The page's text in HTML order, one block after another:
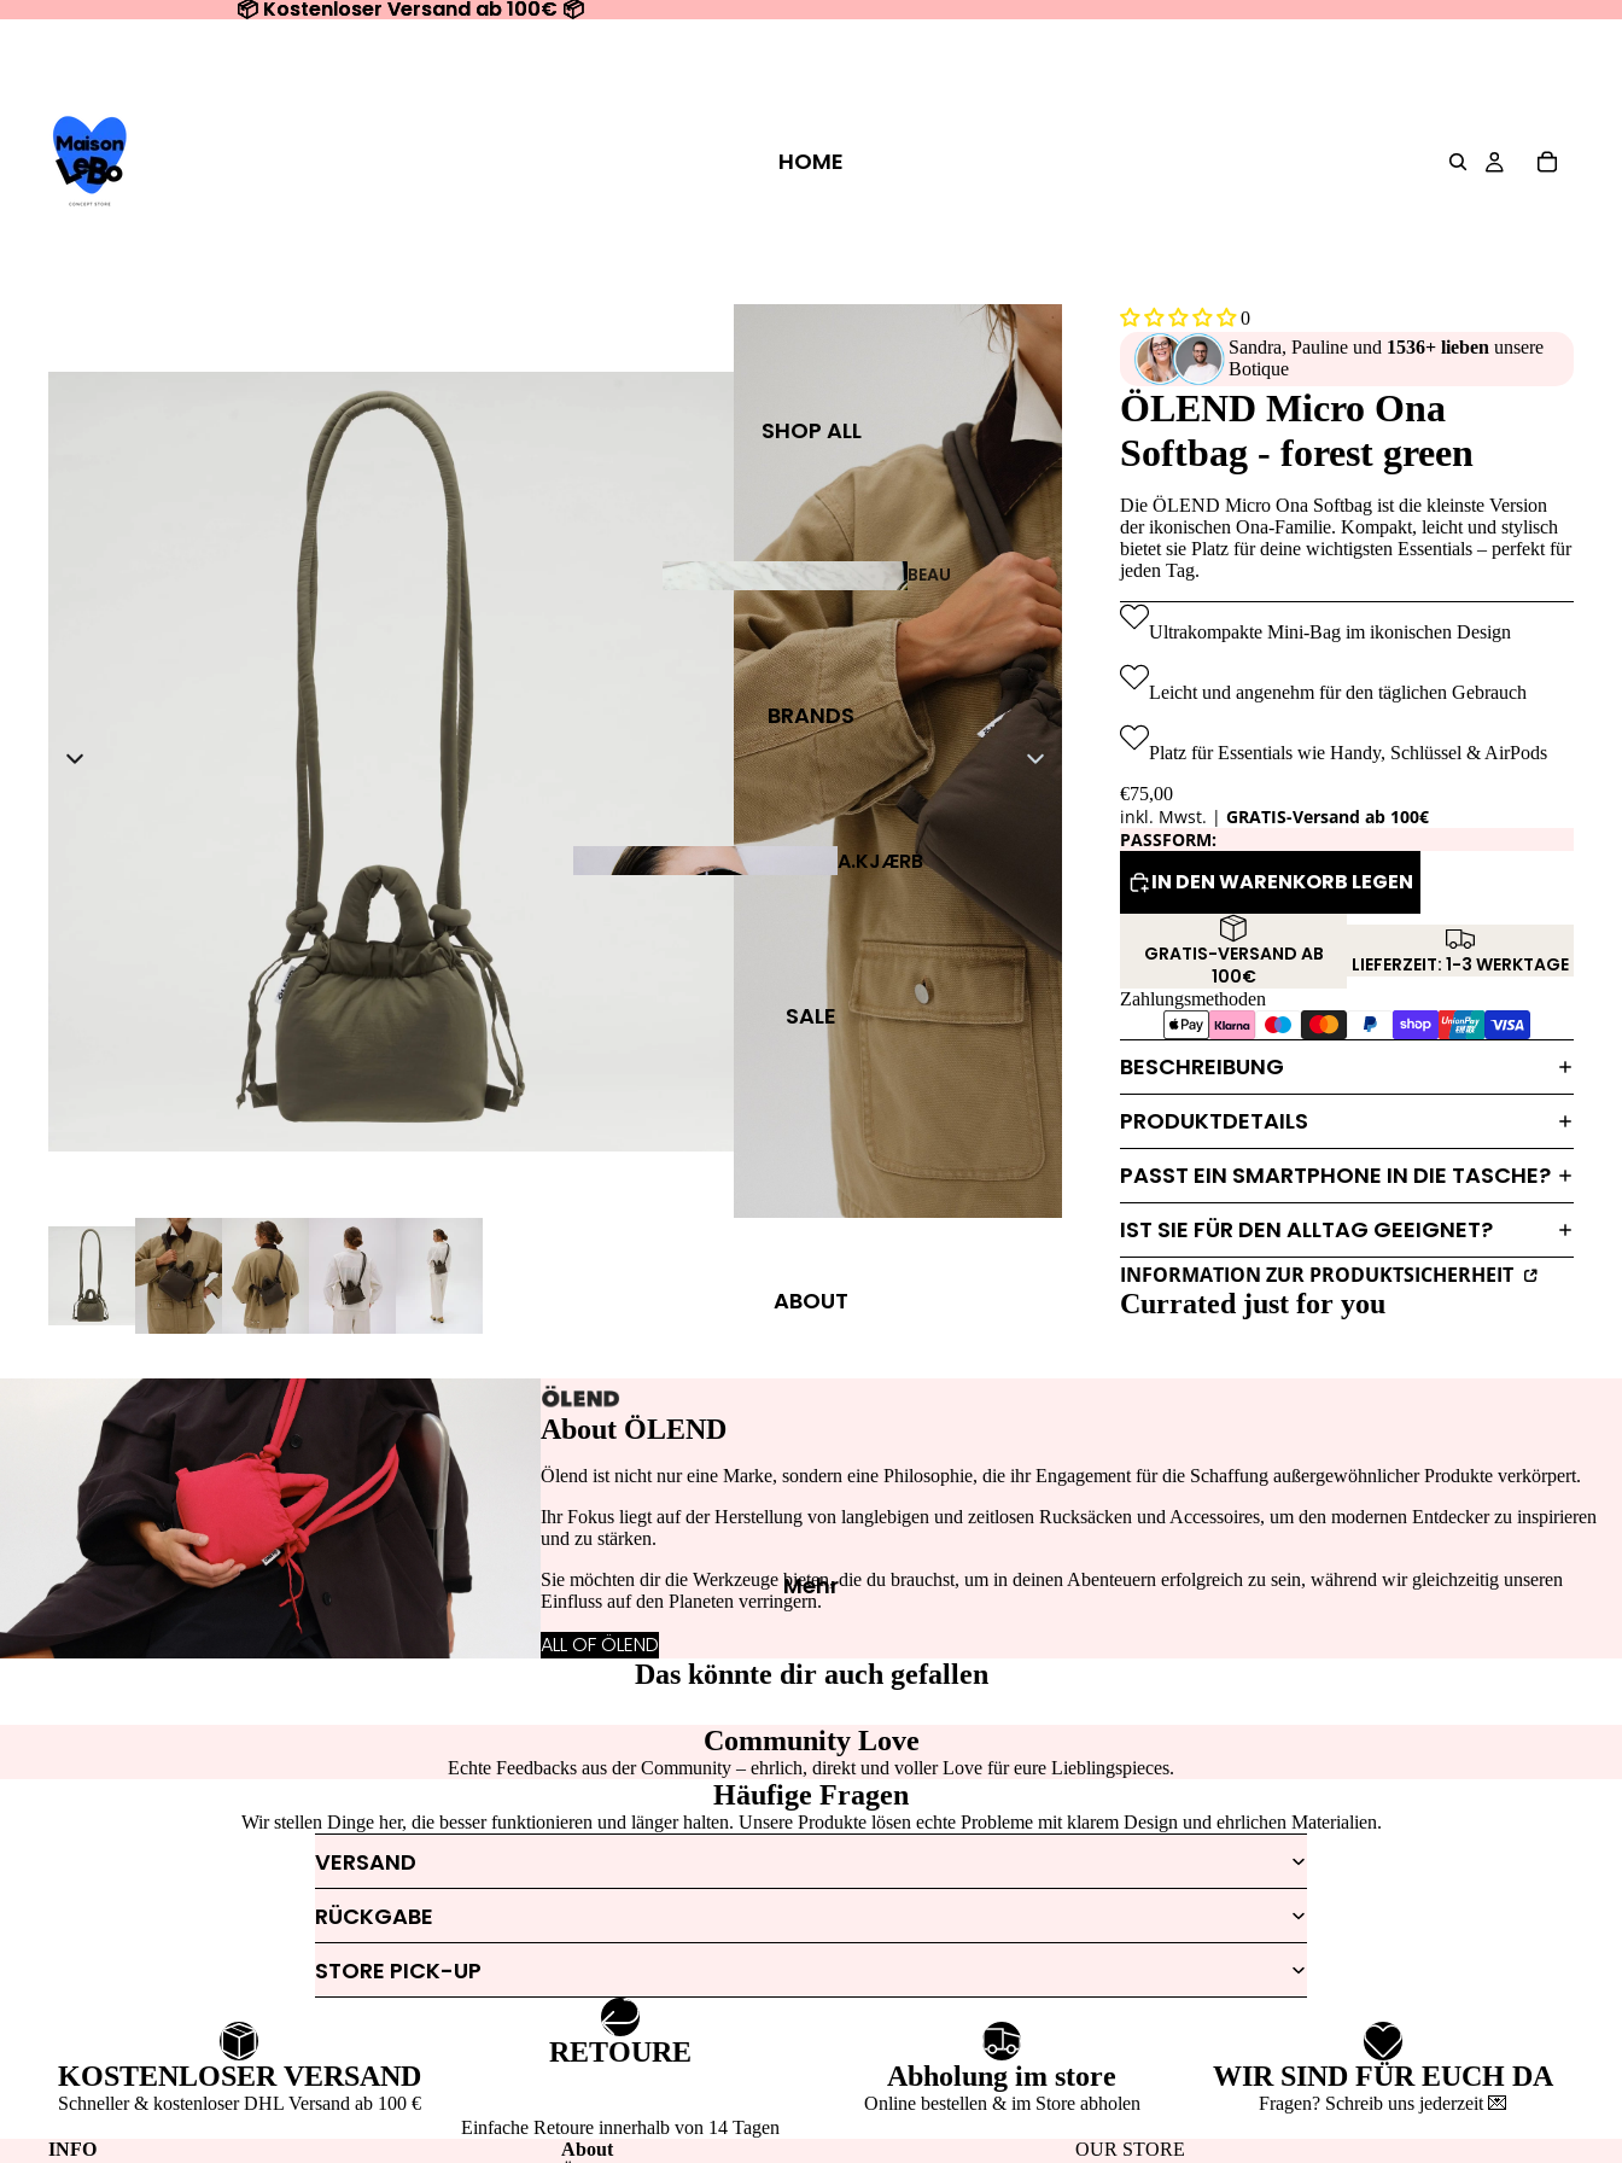
📦 Kostenloser Versand ab 100€ 📦
📦 Kostenloser Versand ab 100€ 📦
HOME
SHOP ALL
BEAU
TY
COSMETICS
PERFUMES
BAGS
HATS, SCARVES & SOCKS
SHOES
ACCES
SOIRE
SUNGLASSES
KEY & BAG CHAINS
FOR
PAPE
E
BRANDS
A.KJÆRB
ATEL
JÉ
HU
BON
PARFUMEU
R
PARIS
SALE
ABOUT
Mehr
0
Sandra, Pauline und 1536+ lieben unsere
Botique
ÖLEND Micro Ona
Softbag - forest green
Die ÖLEND Micro Ona Softbag ist die kleinste Version
der ikonischen Ona-Familie. Kompakt, leicht und stylisch
bietet sie Platz für deine wichtigsten Essentials – perfekt für
jeden Tag.
Ultrakompakte Mini-Bag im ikonischen Design
Leicht und angenehm für den täglichen Gebrauch
Platz für Essentials wie Handy, Schlüssel & AirPods
€75,00
inkl. Mwst. | GRATIS-Versand ab 100€
PASSFORM:
IN DEN WARENKORB LEGEN
GRATIS-VERSAND AB
100€
LIEFERZEIT: 1-3 WERKTAGE
Zahlungsmethoden
BESCHREIBUNG
PRODUKTDETAILS
PASST EIN SMARTPHONE IN DIE TASCHE?
IST SIE FÜR DEN ALLTAG GEEIGNET?
INFORMATION ZUR PRODUKTSICHERHEIT
Currated just for you
About ÖLEND
Ölend ist nicht nur eine Marke, sondern eine Philosophie, die ihr Engagement für die Schaffung außergewöhnlicher Produkte verkörpert.
Ihr Fokus liegt auf der Herstellung von langlebigen und zeitlosen Rucksäcken und Accessoires, um den modernen Entdecker zu inspirieren
und zu stärken.
Sie möchten dir die Werkzeuge bieten, die du brauchst, um in deinen Abenteuern erfolgreich zu sein, während wir gleichzeitig unseren
Einfluss auf den Planeten verringern.
ALL OF ÖLEND
Das könnte dir auch gefallen
Community Love
Echte Feedbacks aus der Community – ehrlich, direkt und voller Love für eure Lieblingspieces.
Häufige Fragen
Wir stellen Dinge her, die besser funktionieren und länger halten. Unsere Produkte lösen echte Probleme mit klarem Design und ehrlichen Materialien.
VERSAND
RÜCKGABE
STORE PICK-UP
KOSTENLOSER VERSAND
Schneller & kostenloser DHL Versand ab 100 €
RETOURE
Einfache Retoure innerhalb von 14 Tagen
Abholung im store
Online bestellen & im Store abholen
WIR SIND FÜR EUCH DA
Fragen? Schreib uns jederzeit 💌
INFO
About
OUR STORE